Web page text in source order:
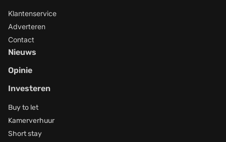
Klantenservice
Adverteren
Contact
Nieuws
Opinie
Investeren
Buy to let
Kamerverhuur
Short stay